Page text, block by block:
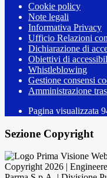
Cookie policy
Note legali
Informativa Privacy
Ufficio Relazioni
Dichiarazione di
Obiettivi di
Whistleblowing
Gestione consensi
Amministrazione
Pagina visualizzata
Sezione Copyright
Copyright 2026 |